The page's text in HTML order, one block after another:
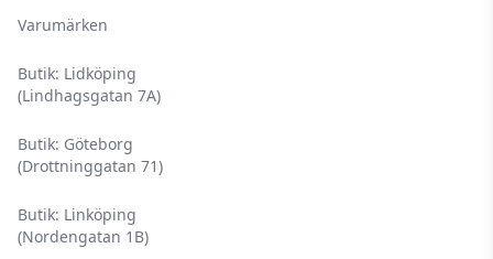
Varumärken
Butik: Lidköping
(Lindhagsgatan 7A)
Butik: Göteborg
(Drottninggatan 71)
Butik: Linköping
(Nordengatan 1B)